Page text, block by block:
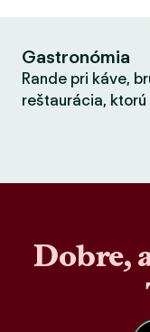
Gastronómia
Rande pri káve,
reštaurácia,
Dobre,